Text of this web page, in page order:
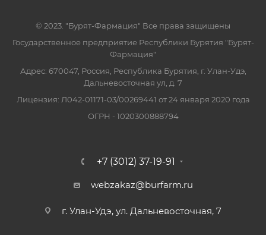
© 2023. "Бурят-Фармация" Все права защищены
Государственное предприятие Республики Бурятия "Бурят-
Фармация"
Адрес: 670047, Россия, Республика Бурятия, г. Улан-Удэ,
Дальневосточная ул, д. 7
Лицензия: Л042-01171-03/00269441 от 24 января 2020 года
ОГРН - 1020300888794
+7 (3012) 37-19-91
webzakaz@burfarm.ru
г. Улан-Удэ, ул. Дальневосточная, 7